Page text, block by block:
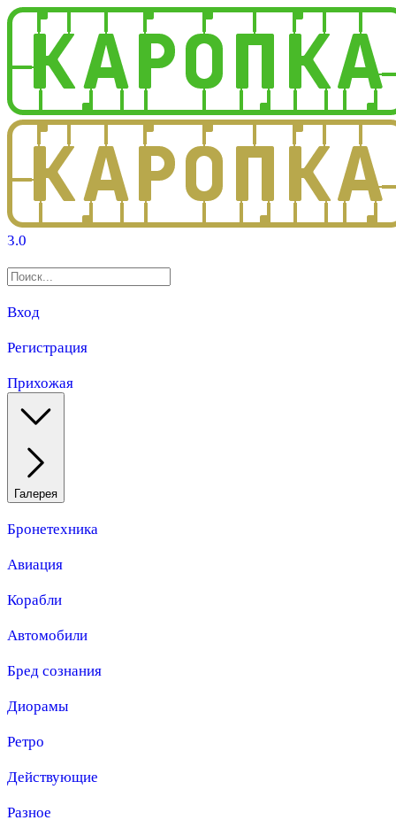
3.0
Вход
Регистрация
Прихожая
Галерея
Бронетехника
Авиация
Корабли
Автомобили
Бред сознания
Диорамы
Ретро
Действующие
Разное